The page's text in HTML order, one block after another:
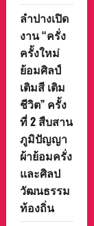
ลำปางเปิด
งาน “ครั่ง
ครั้งใหม่
ย้อมศิลป์
เติมสี เติม
ชีวิต” ครั้ง
ที่ 2 สืบสาน
ภูมิปัญญา
ผ้าย้อมครั่ง
และศิลป
วัฒนธรรม
ท้องถิ่น